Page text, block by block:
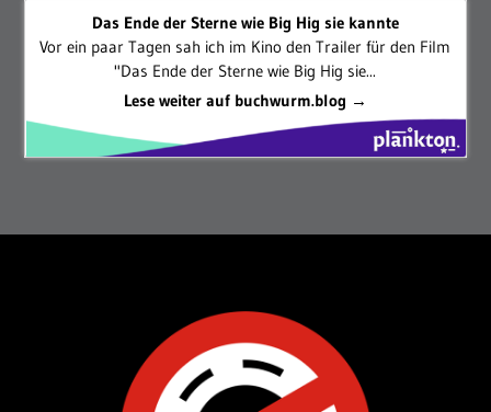
Das Ende der Sterne wie Big Hig sie kannte
Vor ein paar Tagen sah ich im Kino den Trailer für den Film
"Das Ende der Sterne wie Big Hig sie...
Lese weiter auf buchwurm.blog →